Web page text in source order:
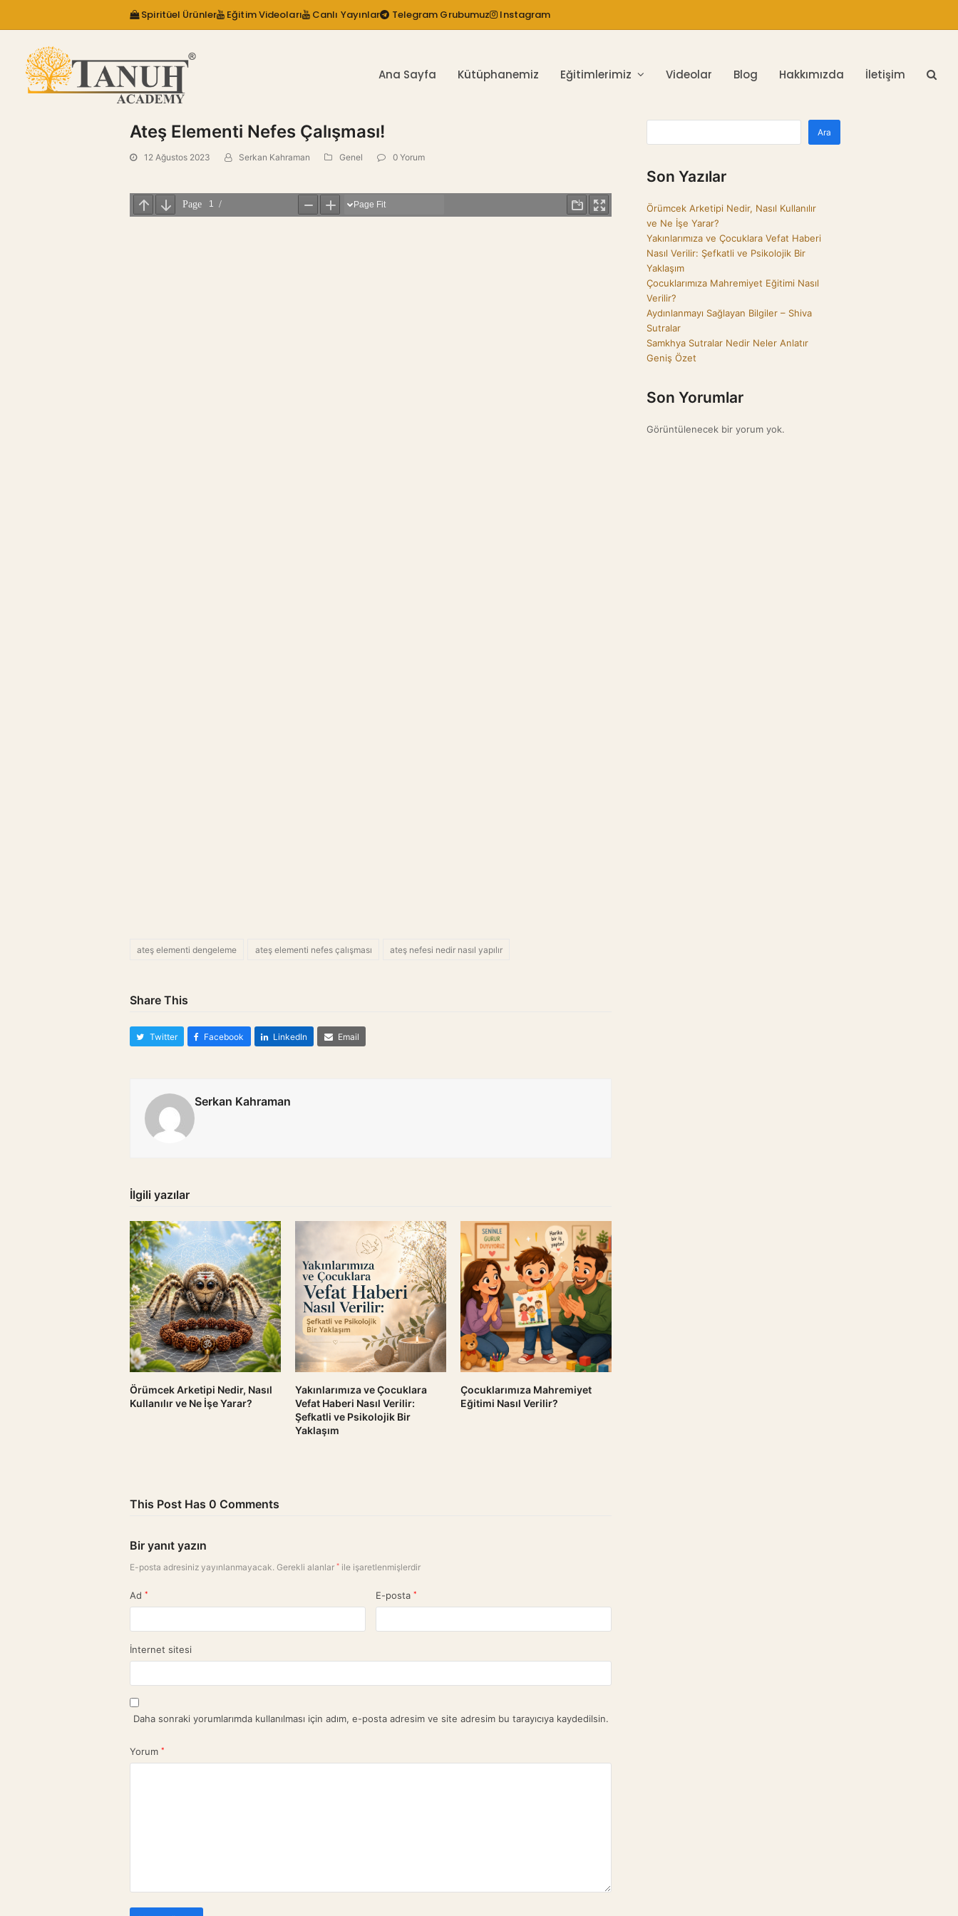
Spiritüel Ürünler Eğitim Videoları Canlı Yayınlar Telegram Grubumuz Instagram
Ana Sayfa Kütüphanemiz Eğitimlerimiz Videolar Blog Hakkımızda İletişim
Ateş Elementi Nefes Çalışması!
12 Ağustos 2023 Serkan Kahraman Genel 0 Yorum
ateş elementi dengeleme ateş elementi nefes çalışması ateş nefesi nedir nasıl yapılır
Share This
Twitter Facebook LinkedIn Email
Serkan Kahraman
İlgili yazılar
Örümcek Arketipi Nedir, Nasıl
Kullanılır ve Ne İşe Yarar?
Yakınlarımıza ve Çocuklara
Vefat Haberi Nasıl Verilir:
Şefkatli ve Psikolojik Bir
Yaklaşım
Çocuklarımıza Mahremiyet
Eğitimi Nasıl Verilir?
This Post Has 0 Comments
Bir yanıt yazın
E-posta adresiniz yayınlanmayacak. Gerekli alanlar * ile işaretlenmişlerdir
Ad * E-posta *
İnternet sitesi
Daha sonraki yorumlarımda kullanılması için adım, e-posta adresim ve site adresim bu tarayıcıya kaydedilsin.
Yorum *
Ara
Son Yazılar
Örümcek Arketipi Nedir, Nasıl Kullanılır
ve Ne İşe Yarar?
Yakınlarımıza ve Çocuklara Vefat Haberi
Nasıl Verilir: Şefkatli ve Psikolojik Bir
Yaklaşım
Çocuklarımıza Mahremiyet Eğitimi Nasıl
Verilir?
Aydınlanmayı Sağlayan Bilgiler – Shiva
Sutralar
Samkhya Sutralar Nedir Neler Anlatır
Geniş Özet
Son Yorumlar
Görüntülenecek bir yorum yok.